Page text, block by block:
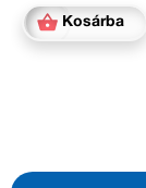
Kosárba